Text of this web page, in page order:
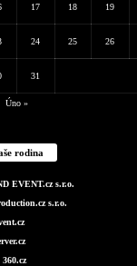
17 18 19
24 25 26
31
Úno »
rodina
EVENT.cz s.r.o.
s.r.o.